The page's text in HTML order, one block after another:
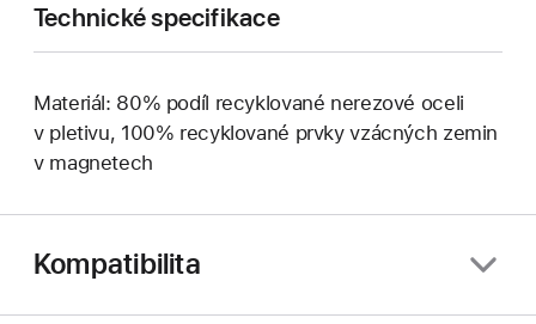
Technické specifikace
Materiál: 80% podíl recyklované nerezové oceli
v pletivu, 100% recyklované prvky vzácných zemin
v magnetech
Kompatibilita